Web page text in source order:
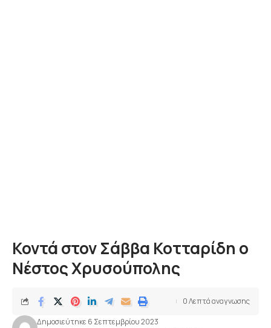
Κοντά στον Σάββα Κοτταρίδη ο
Νέστος Χρυσούπολης
Δημοσιεύτηκε 6 Σεπτεμβρίου 2023
0 Λεπτά αναγνωσης